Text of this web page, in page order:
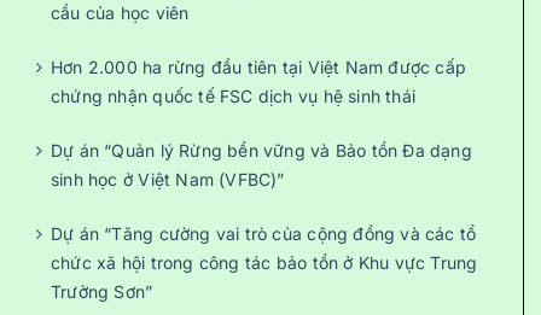
cầu của học viên
Hơn 2.000 ha rừng đầu tiên tại Việt Nam được cấp
chứng nhận quốc tế FSC dịch vụ hệ sinh thái
Dự án “Quản lý Rừng bền vững và Bảo tồn Đa dạng
sinh học ở Việt Nam (VFBC)”
Dự án “Tăng cường vai trò của cộng đồng và các tổ
chức xã hội trong công tác bảo tồn ở Khu vực Trung
Trường Sơn”